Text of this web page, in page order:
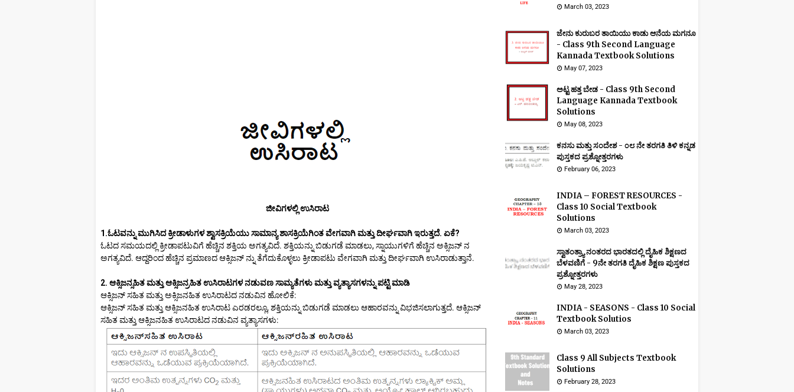
ಜೀವಿಗಳಲ್ಲಿ ಉಸಿರಾಟ
1.ಓಟವನ್ನು ಮುಗಿಸಿದ ಕ್ರೀಡಾಳುಗಳ ಶ್ವಾಸಕ್ರಿಯೆಯು ಸಾಮಾನ್ಯ ಶಾಸಕ್ರಿಯೆಗಿಂತ ವೇಗವಾಗಿ ಮತ್ತು ದೀರ್ಘವಾಗಿ ಇರುತ್ತದೆ. ಏಕೆ?
ಓಟದ ಸಮಯದಲ್ಲಿ ಕ್ರೀಡಾಪಟುವಿಗೆ ಹೆಚ್ಚಿನ ಶಕ್ತಿಯ ಅಗತ್ಯವಿದೆ. ಶಕ್ತಿಯನ್ನು ಬಿಡುಗಡೆ ಮಾಡಲು, ಸ್ನಾಯುಗಳಿಗೆ ಹೆಚ್ಚಿನ ಅಕ್ಸಿಜನ್ ನ
ಅಗತ್ಯವಿದೆ. ಆದ್ದರಿಂದ ಹೆಚ್ಚಿನ ಪ್ರಮಾಣದ ಆಕ್ಸಿಜನ್ ನ್ನು ತೆಗೆದುಕೊಳ್ಳಲು ಕ್ರೀಡಾಪಟು ವೇಗವಾಗಿ ಮತ್ತು ದೀರ್ಘವಾಗಿ ಉಸಿರಾಡುತ್ತಾನೆ.
2. ಆಕ್ಸಿಜನ್ಸಹಿತ ಮತ್ತು ಆಕ್ಸಿಜನ್ರಹಿತ ಉಸಿರಾಟಗಳ ನಡುವಣ ಸಾಮ್ಯತೆಗಳು ಮತ್ತು ವ್ಯತ್ಯಾಸಗಳನ್ನು ಪಟ್ಟಿ ಮಾಡಿ
ಆಕ್ಸಿಜನ್ ಸಹಿತ ಮತ್ತು ಅಕ್ಸಿಜನಹಿತ ಉಸಿರಾಟದ ನಡುವಿನ ಹೋಲಿಕೆ:
ಆಕ್ಸಿಜನ್ ಸಹಿತ ಮತ್ತು ಆಕ್ಸಿಜನಹಿತ ಉಸಿರಾಟ ಎರಡರಲ್ಲೂ, ಶಕ್ತಿಯನ್ನು ಬಿಡುಗಡೆ ಮಾಡಲು ಆಹಾರವನ್ನು ವಿಭಜಿಸಲಾಗುತ್ತದೆ. ಆಕ್ಸಿಜನ್
ಸಹಿತ ಮತ್ತು ಆಕ್ಸಿಜನಹಿತ ಉಸಿರಾಟದ ನಡುವಿನ ವ್ಯತ್ಯಾಸಗಳು:
March 03, 2023
ಜೇನು ಕುರುಬರ ತಾಯಿಯು ಕಾಡು ಆನೆಯ ಮಗನೂ
- Class 9th Second Language
Kannada Textbook Solutions
May 07, 2023
ಅಟ್ಟ ಹತ್ತ ಬೇಡ - Class 9th Second
Language Kannada Textbook
Solutions
May 08, 2023
ಕನಸು ಮತ್ತು ಸಂದೇಶ - ೦೮ ನೇ ತರಗತಿ ತಿಳಿ ಕನ್ನಡ
ಪುಸ್ತಕದ ಪ್ರಶ್ನೋತ್ತರಗಳು
February 06, 2023
INDIA – FOREST RESOURCES -
Class 10 Social Textbook
Solutions
March 03, 2023
ಸ್ವಾತಂತ್ರ್ಯಾ ನಂತರದ ಭಾರತದಲ್ಲಿ ದೈಹಿಕ ಶಿಕ್ಷಣದ
ಬೆಳವಣಿಗೆ - 9ನೇ ತರಗತಿ ದೈಹಿಕ ಶಿಕ್ಷಣ ಪುಸ್ತಕದ
ಪ್ರಶ್ನೋತ್ತರಗಳು
May 28, 2023
INDIA - SEASONS - Class 10 Social
Textbook Solutios
March 03, 2023
Class 9 All Subjects Textbook
Solutions
February 28, 2023